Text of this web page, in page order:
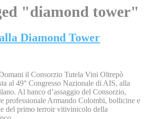
"diamond tower"
Diamond Tower
il Consorzio Tutela Vini Oltrepò
al 49° Congresso Nazionale di AIS, alla
Al banco d’assaggio del Consorzio,
professionale Armando Colombi, bollicine e
del primo terroir vitivinicolo della